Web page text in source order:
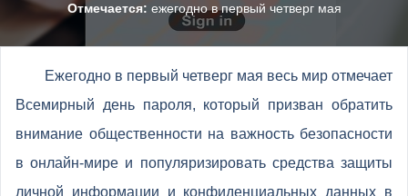
Отмечается: ежегодно в первый четверг мая
Ежегодно в первый четверг мая весь мир отмечает
Всемирный день пароля, который призван обратить
внимание общественности на важность безопасности
в онлайн-мире и популяризировать средства защиты
личной информации и конфиденциальных данных в